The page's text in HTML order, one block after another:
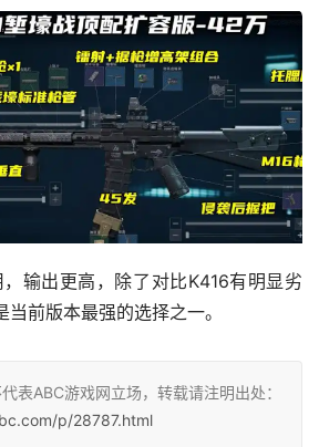
输出更高，除了对比K416有明显劣
前版本最强的选择之一。
表ABC游戏网立场，转载请注明出处：
p/28787.html